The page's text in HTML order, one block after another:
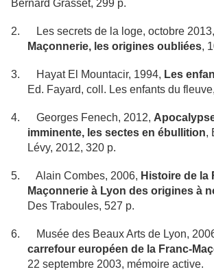
Bernard Grasset, 299 p.
2. Les secrets de la loge, octobre
Maçonnerie, les origines oubliées,
3. Hayat El Mountacir, 1994, Les
Ed. Fayard, coll. Les enfants du
4. Georges Fenech, 2012,
imminente, les sectes en ébullition,
Lévy, 2012, 320 p.
5. Alain Combes, 2006, Histoire de la
Maçonnerie à Lyon des origines à
Des Traboules, 527 p.
6. Musée des Beaux Arts de Lyon,
carrefour européen de la Franc-
22 septembre 2003, mémoire active.